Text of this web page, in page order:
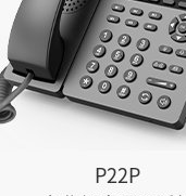
P22P
● 百兆网
● 支持U盘录音（
● 支持DECT耳麦、
● 六方会
● 支持多路Opus、G.722
● 支持